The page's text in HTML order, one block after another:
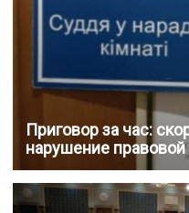
Приговор за час:
нарушение